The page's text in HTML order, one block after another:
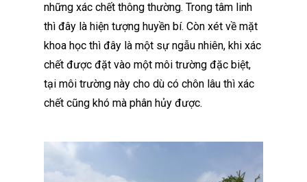
những xác chết thông thường. Trong tâm linh
thì đây là hiện tượng huyền bí. Còn xét về mặt
khoa học thì đây là một sự ngẫu nhiên, khi xác
chết được đặt vào một môi trường đặc biệt,
tại môi trường này cho dù có chôn lâu thì xác
chết cũng khó mà phân hủy được.